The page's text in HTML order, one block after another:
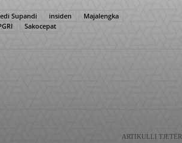
Supandi insiden
Majalengka
Sakocepat
ARTIKULLI TJETËR